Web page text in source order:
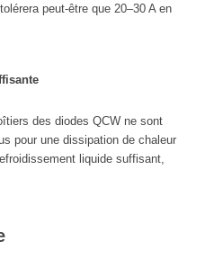
peut-être que 20–30 A en
des diodes QCW ne sont
pour une dissipation de chaleur
liquide suffisant,